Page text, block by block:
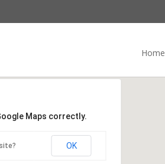
Home
Maps correctly.
OK